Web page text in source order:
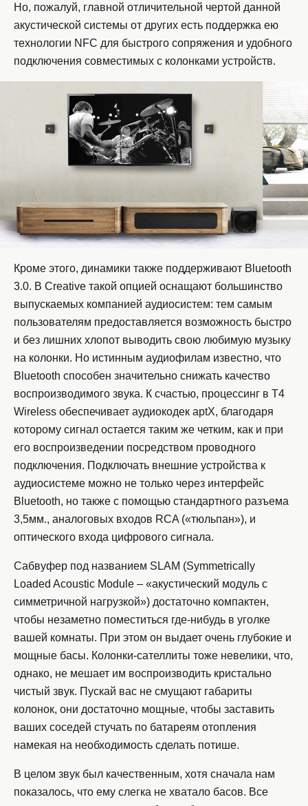
Но, пожалуй, главной отличительной чертой данной
акустической системы от других есть поддержка ею
технологии NFC для быстрого сопряжения и удобного
подключения совместимых с колонками устройств.
Кроме этого, динамики также поддерживают Bluetooth
3.0. В Creative такой опцией оснащают большинство
выпускаемых компанией аудиосистем: тем самым
пользователям предоставляется возможность быстро
и без лишних хлопот выводить свою любимую музыку
на колонки. Но истинным аудиофилам известно, что
Bluetooth способен значительно снижать качество
воспроизводимого звука. К счастью, процессинг в T4
Wireless обеспечивает аудиокодек aptX, благодаря
которому сигнал остается таким же четким, как и при
его воспроизведении посредством проводного
подключения. Подключать внешние устройства к
аудиосистеме можно не только через интерфейс
Bluetooth, но также с помощью стандартного разъема
3,5мм., аналоговых входов RCA («тюльпан»), и
оптического входа цифрового сигнала.
Сабвуфер под названием SLAM (Symmetrically
Loaded Acoustic Module – «акустический модуль с
симметричной нагрузкой») достаточно компактен,
чтобы незаметно поместиться где-нибудь в уголке
вашей комнаты. При этом он выдает очень глубокие и
мощные басы. Колонки-сателлиты тоже невелики, что,
однако, не мешает им воспроизводить кристально
чистый звук. Пускай вас не смущают габариты
колонок, они достаточно мощные, чтобы заставить
ваших соседей стучать по батареям отопления
намекая на необходимость сделать потише.
В целом звук был качественным, хотя сначала нам
показалось, что ему слегка не хватало басов. Все